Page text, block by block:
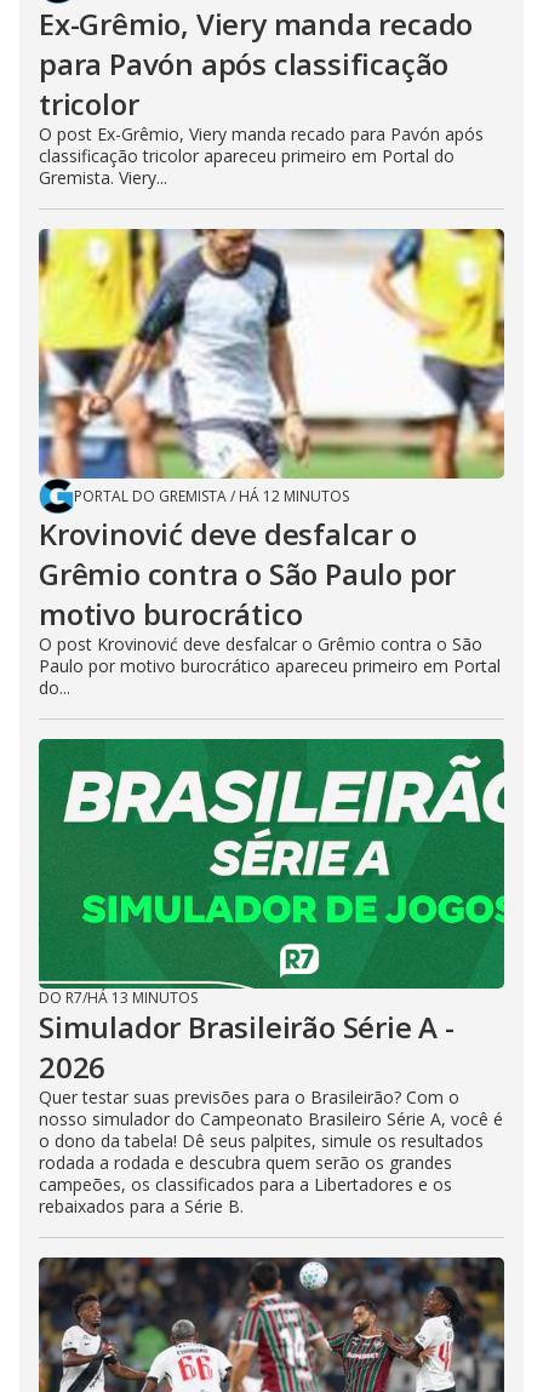
Ex-Grêmio, Viery manda recado
para Pavón após classificação
tricolor
O post Ex-Grêmio, Viery manda recado para Pavón após
classificação tricolor apareceu primeiro em Portal do
Gremista. Viery...
PORTAL DO GREMISTA/ HÁ 12 MINUTOS
Krovinović deve desfalcar o
Grêmio contra o São Paulo por
motivo burocrático
O post Krovinović deve desfalcar o Grêmio contra o São
Paulo por motivo burocrático apareceu primeiro em Portal
do...
DO R7/HÁ 13 MINUTOS
Simulador Brasileirão Série A -
2026
Quer testar suas previsões para o Brasileirão? Com o
nosso simulador do Campeonato Brasileiro Série A, você é
o dono da tabela! Dê seus palpites, simule os resultados
rodada a rodada e descubra quem serão os grandes
campeões, os classificados para a Libertadores e os
rebaixados para a Série B.